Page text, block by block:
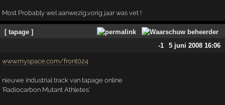
Most Probably wel aanwezig,vorig jaar was vet !
[ tapage ]
-1
5 juni 2008 16:06
www.myspace.com/front024
nieuwe industrial track van tapage online
'Radiocarbon Mutant Athletes'